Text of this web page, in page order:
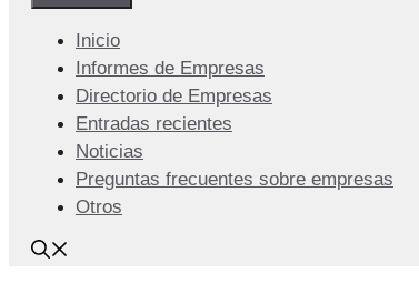
Inicio
Informes de Empresas
Directorio de Empresas
Entradas recientes
Noticias
Preguntas frecuentes sobre empresas
Otros